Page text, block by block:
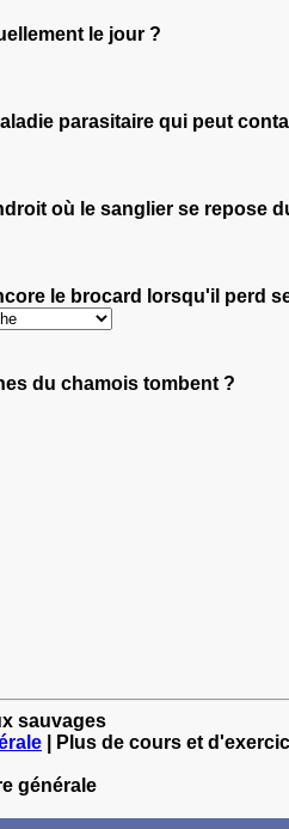
le jour ?
parasitaire qui peut
où le sanglier se repose
le brocard lorsqu'il perd
du chamois tombent ?
sauvages
| Plus de cours et
générale